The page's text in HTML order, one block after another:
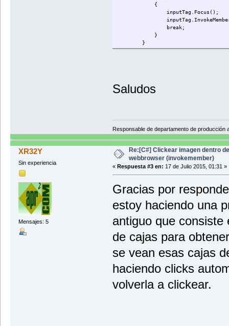
{
inputTag.Focus();
break;
}
}
Saludos
Responsable de departamento de producción
XR32Y
Sin experiencia
Mensajes: 5
Re:[C#] Clickear imagen dentro de
webbrowser (invokemember)
« Respuesta #3 en: 17 de Julio 2015, 01:31 »
Gracias por
estoy haciendo una
antiguo que consiste
de cajas para
se vean esas cajas
haciendo clicks
volverla a clickear.